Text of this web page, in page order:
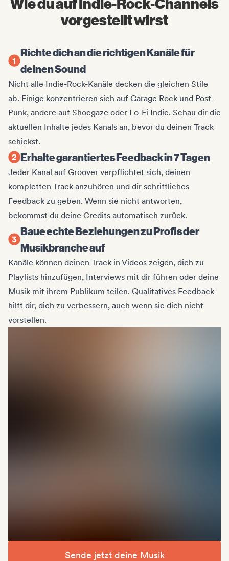
vorgestellt wirst
Richte dich an die richtigen Kanäle für
deinen Sound
Nicht alle Indie-Rock-Kanäle decken die gleichen Stile
ab. Einige konzentrieren sich auf Garage Rock und Post-
Punk, andere auf Shoegaze oder Lo-Fi Indie. Schau dir die
aktuellen Inhalte jedes Kanals an, bevor du deinen Track
schickst.
Erhalte garantiertes Feedback in 7 Tagen
Jeder Kanal auf Groover verpflichtet sich, deinen
kompletten Track anzuhören und dir schriftliches
Feedback zu geben. Wenn sie nicht antworten,
bekommst du deine Credits automatisch zurück.
Baue echte Beziehungen zu Profis der
Musikbranche auf
Kanäle können deinen Track in Videos zeigen, dich zu
Playlists hinzufügen, Interviews mit dir führen oder deine
Musik mit ihrem Publikum teilen. Qualitatives Feedback
hilft dir, dich zu verbessern, auch wenn sie dich nicht
vorstellen.
Sende jetzt deine Musik